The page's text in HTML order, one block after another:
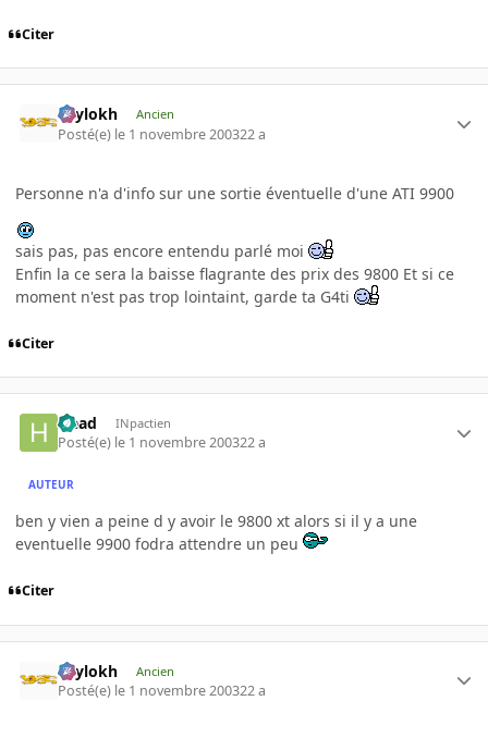
Citer
Psylokh Ancien
Posté(e) le 1 novembre 200322 a
Personne n'a d'info sur une sortie éventuelle d'une ATI 9900
sais pas, pas encore entendu parlé moi
Enfin la ce sera la baisse flagrante des prix des 9800 Et si ce
moment n'est pas trop lointaint, garde ta G4ti
Citer
Head INpactien
Posté(e) le 1 novembre 200322 a
AUTEUR
ben y vien a peine d y avoir le 9800 xt alors si il y a une
eventuelle 9900 fodra attendre un peu
Citer
Psylokh Ancien
Posté(e) le 1 novembre 200322 a